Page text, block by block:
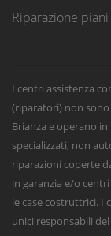
Riparazione
I centri assistenza
(riparatori) non
Brianza e operano
specializzati, non
riparazioni coperte
in garanzia e/o
le case costruttrici. I
unici responsabili